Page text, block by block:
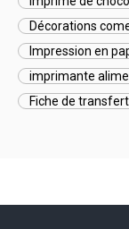
Décorations
Impression en
imprimante
Fiche de